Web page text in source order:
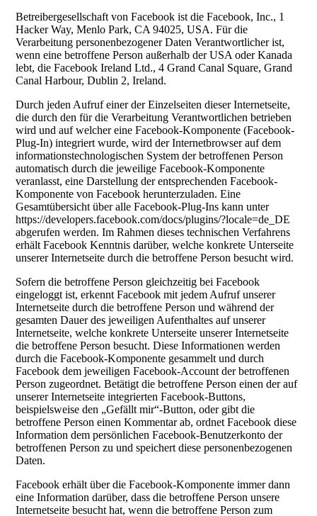
Betreibergesellschaft von Facebook ist die Facebook, Inc., 1
Hacker Way, Menlo Park, CA 94025, USA. Für die
Verarbeitung personenbezogener Daten Verantwortlicher ist,
wenn eine betroffene Person außerhalb der USA oder Kanada
lebt, die Facebook Ireland Ltd., 4 Grand Canal Square, Grand
Canal Harbour, Dublin 2, Ireland.
Durch jeden Aufruf einer der Einzelseiten dieser Internetseite,
die durch den für die Verarbeitung Verantwortlichen betrieben
wird und auf welcher eine Facebook-Komponente (Facebook-
Plug-In) integriert wurde, wird der Internetbrowser auf dem
informationstechnologischen System der betroffenen Person
automatisch durch die jeweilige Facebook-Komponente
veranlasst, eine Darstellung der entsprechenden Facebook-
Komponente von Facebook herunterzuladen. Eine
Gesamtübersicht über alle Facebook-Plug-Ins kann unter
https://developers.facebook.com/docs/plugins/?locale=de_DE
abgerufen werden. Im Rahmen dieses technischen Verfahrens
erhält Facebook Kenntnis darüber, welche konkrete Unterseite
unserer Internetseite durch die betroffene Person besucht wird.
Sofern die betroffene Person gleichzeitig bei Facebook
eingeloggt ist, erkennt Facebook mit jedem Aufruf unserer
Internetseite durch die betroffene Person und während der
gesamten Dauer des jeweiligen Aufenthaltes auf unserer
Internetseite, welche konkrete Unterseite unserer Internetseite
die betroffene Person besucht. Diese Informationen werden
durch die Facebook-Komponente gesammelt und durch
Facebook dem jeweiligen Facebook-Account der betroffenen
Person zugeordnet. Betätigt die betroffene Person einen der auf
unserer Internetseite integrierten Facebook-Buttons,
beispielsweise den „Gefällt mir“-Button, oder gibt die
betroffene Person einen Kommentar ab, ordnet Facebook diese
Information dem persönlichen Facebook-Benutzerkonto der
betroffenen Person zu und speichert diese personenbezogenen
Daten.
Facebook erhält über die Facebook-Komponente immer dann
eine Information darüber, dass die betroffene Person unsere
Internetseite besucht hat, wenn die betroffene Person zum